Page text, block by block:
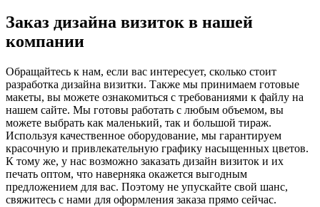
Заказ дизайна визиток в нашей
компании
Обращайтесь к нам, если вас интересует, сколько стоит
разработка дизайна визитки. Также мы принимаем готовые
макеты, вы можете ознакомиться с требованиями к файлу на
нашем сайте. Мы готовы работать с любым объемом, вы
можете выбрать как маленький, так и большой тираж.
Используя качественное оборудование, мы гарантируем
красочную и привлекательную графику насыщенных цветов.
К тому же, у нас возможно заказать дизайн визиток и их
печать оптом, что наверняка окажется выгодным
предложением для вас. Поэтому не упускайте свой шанс,
свяжитесь с нами для оформления заказа прямо сейчас.